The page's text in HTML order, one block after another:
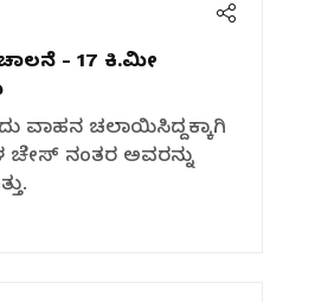
- 17 ಕಿ.ಮೀ
ವಾಹನ ಚಲಾಯಿಸಿದ್ದಕ್ಕಾಗಿ
ನಂತರ ಅವರನ್ನು